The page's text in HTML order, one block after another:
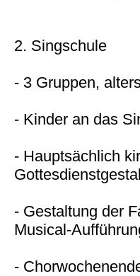
2. Singschule
- 3 Gruppen,
- Kinder an das
- Hauptsächlich
- Gestaltung der
Musical-
-